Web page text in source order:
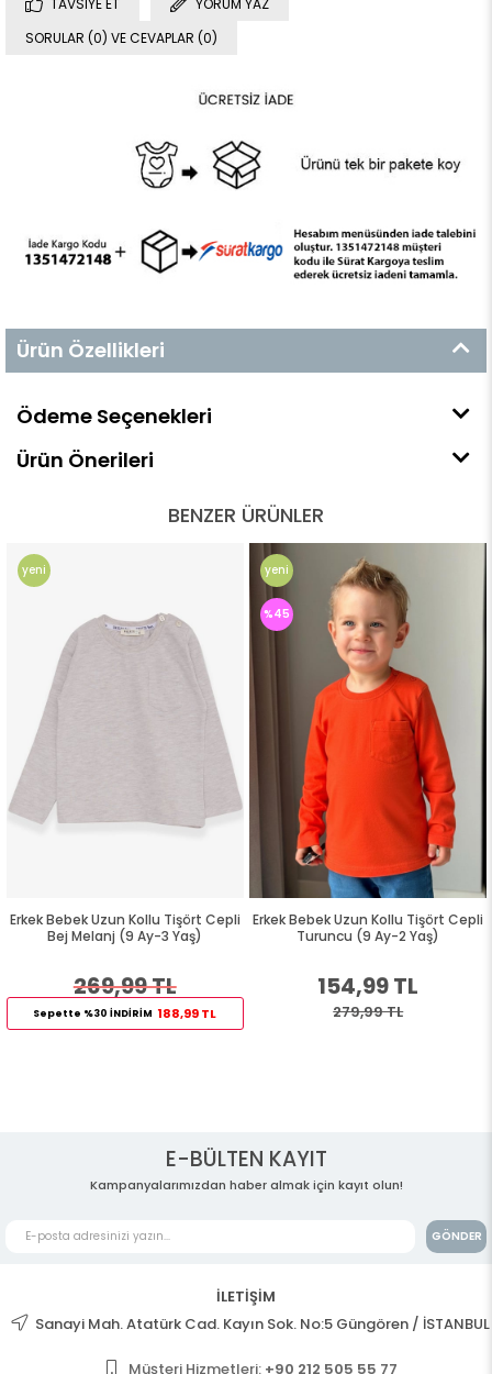
TAVSIYE ET
YORUM YAZ
SORULAR (0) VE CEVAPLAR (0)
Ürün Özellikleri
Ödeme Seçenekleri
Ürün Önerileri
BENZER ÜRÜNLER
Erkek Bebek Uzun Kollu Tişört Cepli
Bej Melanj (9 Ay-3 Yaş)
269,99 TL
Sepette %30 İNDİRİM 188,99 TL
yeni
Erkek Bebek Uzun Kollu Tişört Cepli
Turuncu (9 Ay-2 Yaş)
154,99 TL
279,99 TL
%45
yeni
ürün
E-BÜLTEN KAYIT
Kampanyalarımızdan haber almak için kayıt olun!
GÖNDER
İLETİŞİM
Sanayi Mah. Atatürk Cad. Kayın Sok. No:5 Güngören / İSTANBUL
Müşteri Hizmetleri: +90 212 505 55 77